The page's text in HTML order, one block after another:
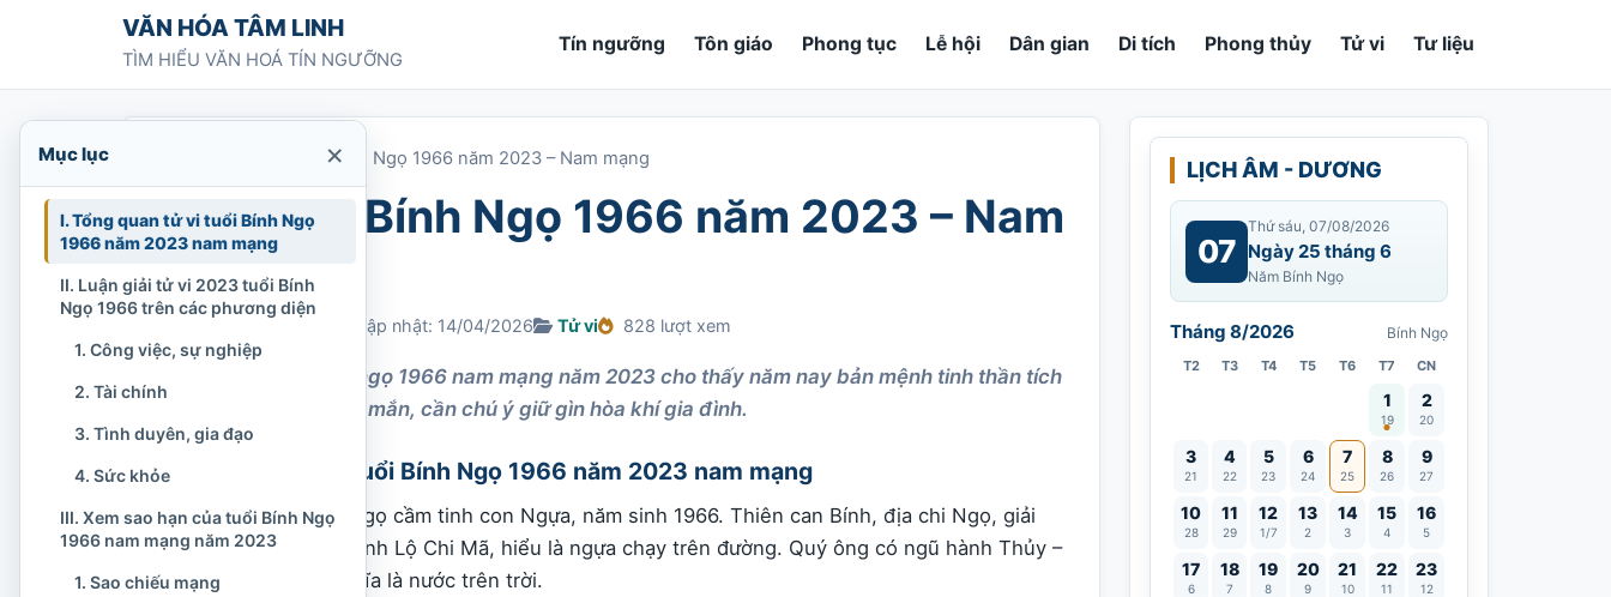
Chuyển tới nội dungVĂN HÓA TÂM LINH
TÌM HIỂU VĂN HOÁ TÍN NGƯỠNG
Tín ngưỡng Tôn giáo Phong tục Lễ hội Dân gian Di tích Phong thủy Tử vi Tư liệu
Tử vi tuổi Bính Ngọ 1966 năm 2023 – Nam mạng
Tử vi tuổi Bính Ngọ 1966 năm 2023 – Nam
mạng
Cập nhật: 14/04/2026 Tử vi 828 lượt xem
Xem tử vi tuổi Bính ngọ 1966 nam mạng năm 2023 cho thấy năm nay bản mệnh tinh thần tích
cực, gặp nhiều may mắn, cần chú ý giữ gìn hòa khí gia đình.
I. Tổng quan tử vi tuổi Bính Ngọ 1966 năm 2023 nam mạng
Người nam tuổi Bính Ngọ cầm tinh con Ngựa, năm sinh 1966. Thiên can Bính, địa chi Ngọ, giải
nghĩa can chi tức là Hành Lộ Chi Mã, hiểu là ngựa chạy trên đường. Quý ông có ngũ hành Thủy –
Thiên Hà Thủy, có nghĩa là nước trên trời.
LỊCH ÂM - DƯƠNG
07
Thứ sáu, 07/08/2026
Ngày 25 tháng 6
Năm Bính Ngọ
Tháng 8/2026 Bính Ngọ
T2 T3 T4 T5 T6 T7 CN
1
19
Vía Quán Thế Âm thành đạo
2
20
3
21
4
22
5
23
6
24
7
25
8
26
9
27
10
28
11
29
12
1/7
13
2
14
3
15
4
16
5
17
6
18
7
19
8
20
9
21
10
22
11
23
12
Mục lục ×
I. Tổng quan tử vi tuổi Bính Ngọ
1966 năm 2023 nam mạng
II. Luận giải tử vi 2023 tuổi Bính
Ngọ 1966 trên các phương diện
1. Công việc, sự nghiệp
2. Tài chính
3. Tình duyên, gia đạo
4. Sức khỏe
III. Xem sao hạn của tuổi Bính Ngọ
1966 nam mạng năm 2023
1. Sao chiếu mạng